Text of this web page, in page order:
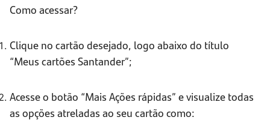
Como acessar?
Clique no cartão desejado, logo abaixo do título
“Meus cartões Santander”;
Acesse o botão “Mais Ações rápidas” e visualize todas
as opções atreladas ao seu cartão como: